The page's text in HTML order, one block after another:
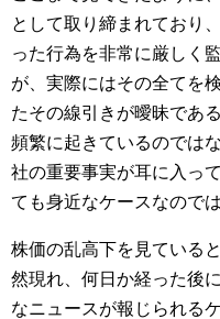
として取り締まれており
った行為を非常に厳しく
が、実際にはその全てを
たその線引きが曖昧であ
頻繁に起きているのでは
社の重要事実が耳に入っ
ても身近なケースなので
株価の乱高下を見ている
然現れ、何日か経った後
なニュースが報じられる